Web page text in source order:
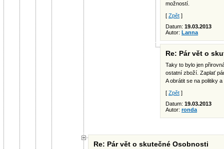
možností.
[ Zpět ]
Datum: 19.03.2013
Autor: Lanna
Re: Pár vět o
Taky to bylo jen
ostatní zboží. Zaplať
A obrátit se na politiky
[ Zpět ]
Datum: 19.03.2013
Autor: ronda
Re: Pár vět o skutečné Osobnosti